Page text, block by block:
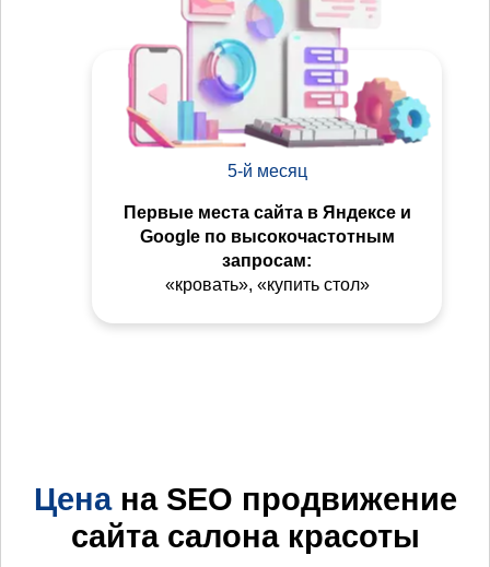
5-й месяц
Первые места сайта в Яндексе и
Google по высокочастотным
запросам:
«кровать», «купить стол»
Ценана SEO продвижение
сайта салона красоты